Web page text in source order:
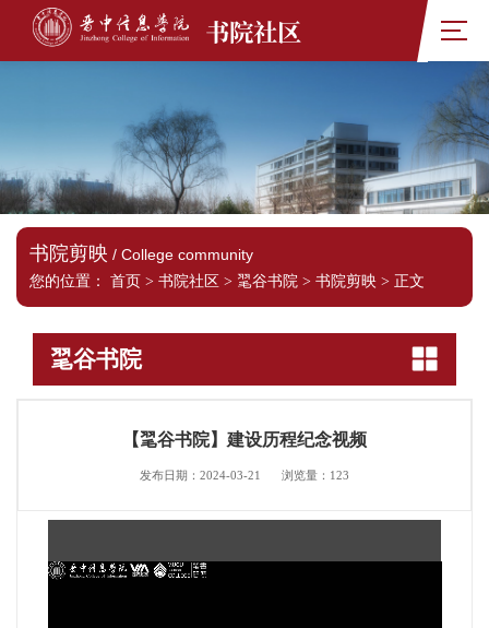
书院社区
书院剪映 / College community
您的位置：
首页 > 书院社区 > 毣谷书院 > 书院剪映 > 正文
毣谷书院
【毣谷书院】建设历程纪念视频
发布日期：2024-03-21 浏览量： 123